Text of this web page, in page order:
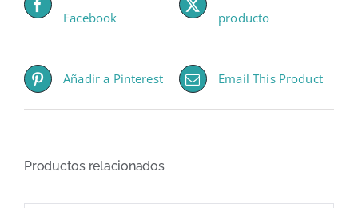
Facebook
producto
Añadir a Pinterest Email This Product
Productos relacionados